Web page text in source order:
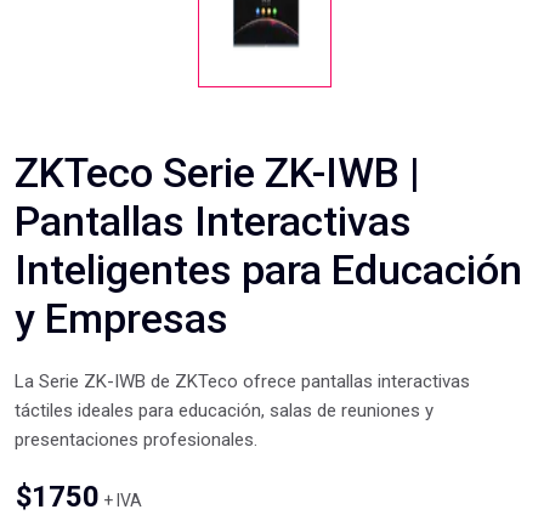
ZKTeco Serie ZK-IWB |
Pantallas Interactivas
Inteligentes para Educación
y Empresas
La Serie ZK-IWB de ZKTeco ofrece pantallas interactivas
táctiles ideales para educación, salas de reuniones y
presentaciones profesionales.
$1750 + IVA